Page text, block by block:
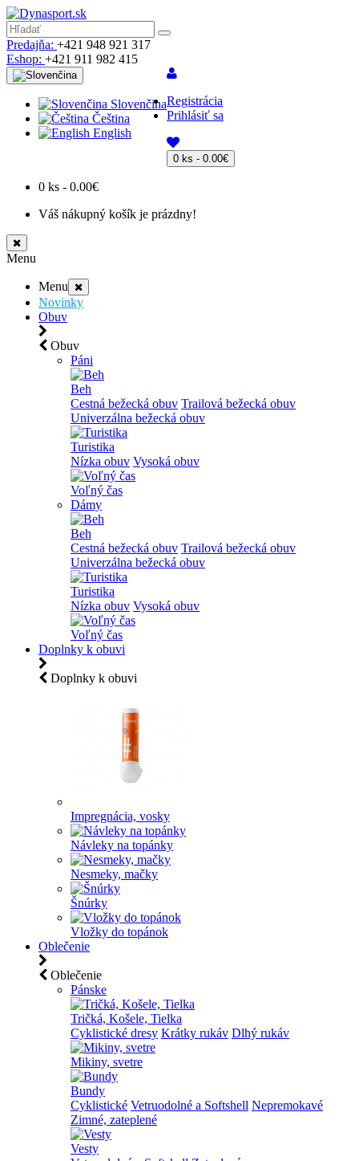
Predajňa: +421 948 921 317
Eshop: +421 911 982 415
Slovenčina
Čeština
English
Registrácia
Prihlásiť sa
0 ks - 0.00€
0 ks - 0.00€
Váš nákupný košík je prázdny!
Menu
Menu
Novinky
Obuv
Obuv
Páni
Beh
Cestná bežecká obuv Trailová bežecká obuv
Univerzálna bežecká obuv
Turistika
Nízka obuv Vysoká obuv
Voľný čas
Dámy
Beh
Cestná bežecká obuv Trailová bežecká obuv
Univerzálna bežecká obuv
Turistika
Nízka obuv Vysoká obuv
Voľný čas
Doplnky k obuvi
Doplnky k obuvi
Impregnácia, vosky
Návleky na topánky
Nesmeky, mačky
Šnúrky
Vložky do topánok
Oblečenie
Oblečenie
Pánske
Tričká, Košele, Tielka
Cyklistické dresy Krátky rukáv Dlhý rukáv
Mikiny, svetre
Bundy
Cyklistické Vetruodolné a Softshell Nepremokavé
Zimné, zateplené
Vesty